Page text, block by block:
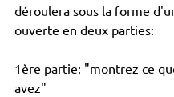
déroulera sous la forme
ouverte en deux parties:
1ère partie: "montrez ce
avez"